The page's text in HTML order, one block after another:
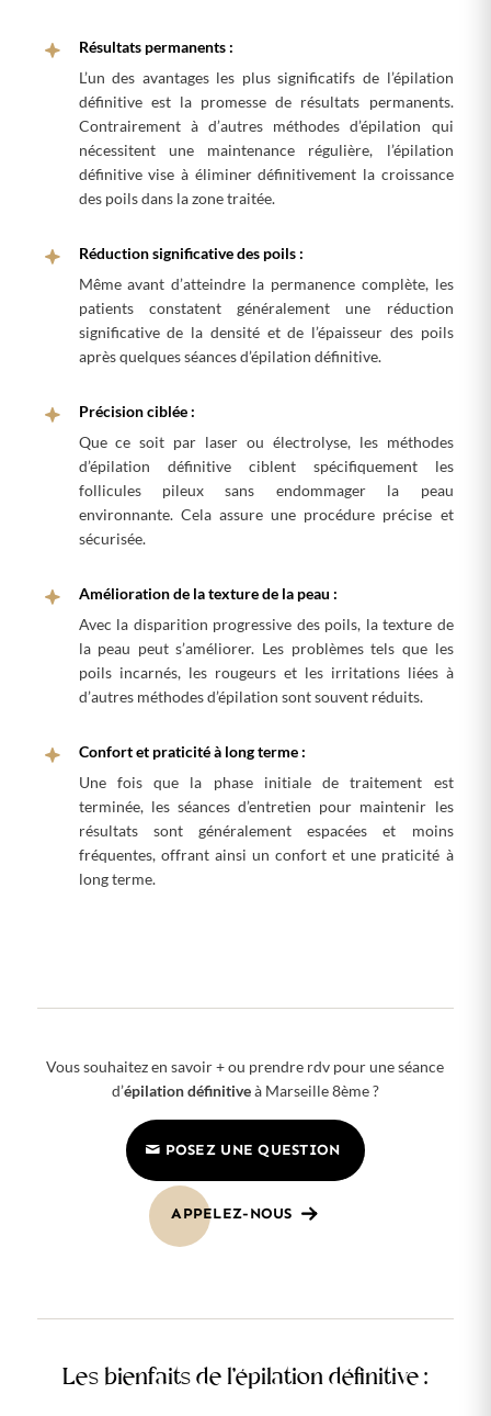
Résultats permanents :
L’un des avantages les plus significatifs de l’épilation
définitive est la promesse de résultats permanents.
Contrairement à d’autres méthodes d’épilation qui
nécessitent une maintenance régulière, l’épilation
définitive vise à éliminer définitivement la croissance
des poils dans la zone traitée.
Réduction significative des poils :
Même avant d’atteindre la permanence complète, les
patients constatent généralement une réduction
significative de la densité et de l’épaisseur des poils
après quelques séances d’épilation définitive.
Précision ciblée :
Que ce soit par laser ou électrolyse, les méthodes
d’épilation définitive ciblent spécifiquement les
follicules pileux sans endommager la peau
environnante. Cela assure une procédure précise et
sécurisée.
Amélioration de la texture de la peau :
Avec la disparition progressive des poils, la texture de
la peau peut s’améliorer. Les problèmes tels que les
poils incarnés, les rougeurs et les irritations liées à
d’autres méthodes d’épilation sont souvent réduits.
Confort et praticité à long terme :
Une fois que la phase initiale de traitement est
terminée, les séances d’entretien pour maintenir les
résultats sont généralement espacées et moins
fréquentes, offrant ainsi un confort et une praticité à
long terme.
Vous souhaitez en savoir + ou prendre rdv pour une séance
d’épilation définitiveà Marseille 8ème ?
POSEZ UNE QUESTION
APPELEZ-NOUS
Les bienfaits de l’épilation définitive :